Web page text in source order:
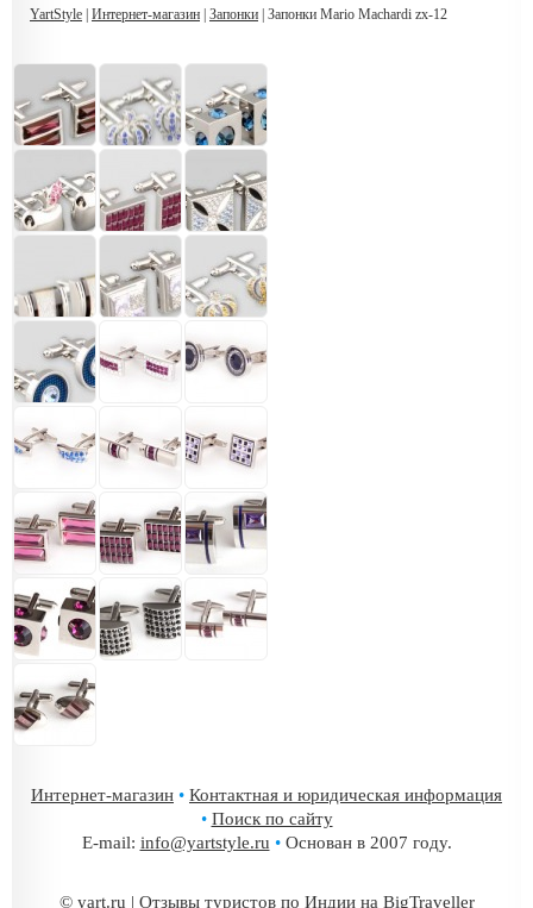
YartStyle Интернет-магазин Запонки | Запонки Mario Machardi zx-12
Интернет-магазин • Контактная и юридическая информация
• Поиск по сайту
E-mail: info@yartstyle.ru •Основан в 2007 году.
© yart.ru | Отзывы туристов по Индии на BigTraveller